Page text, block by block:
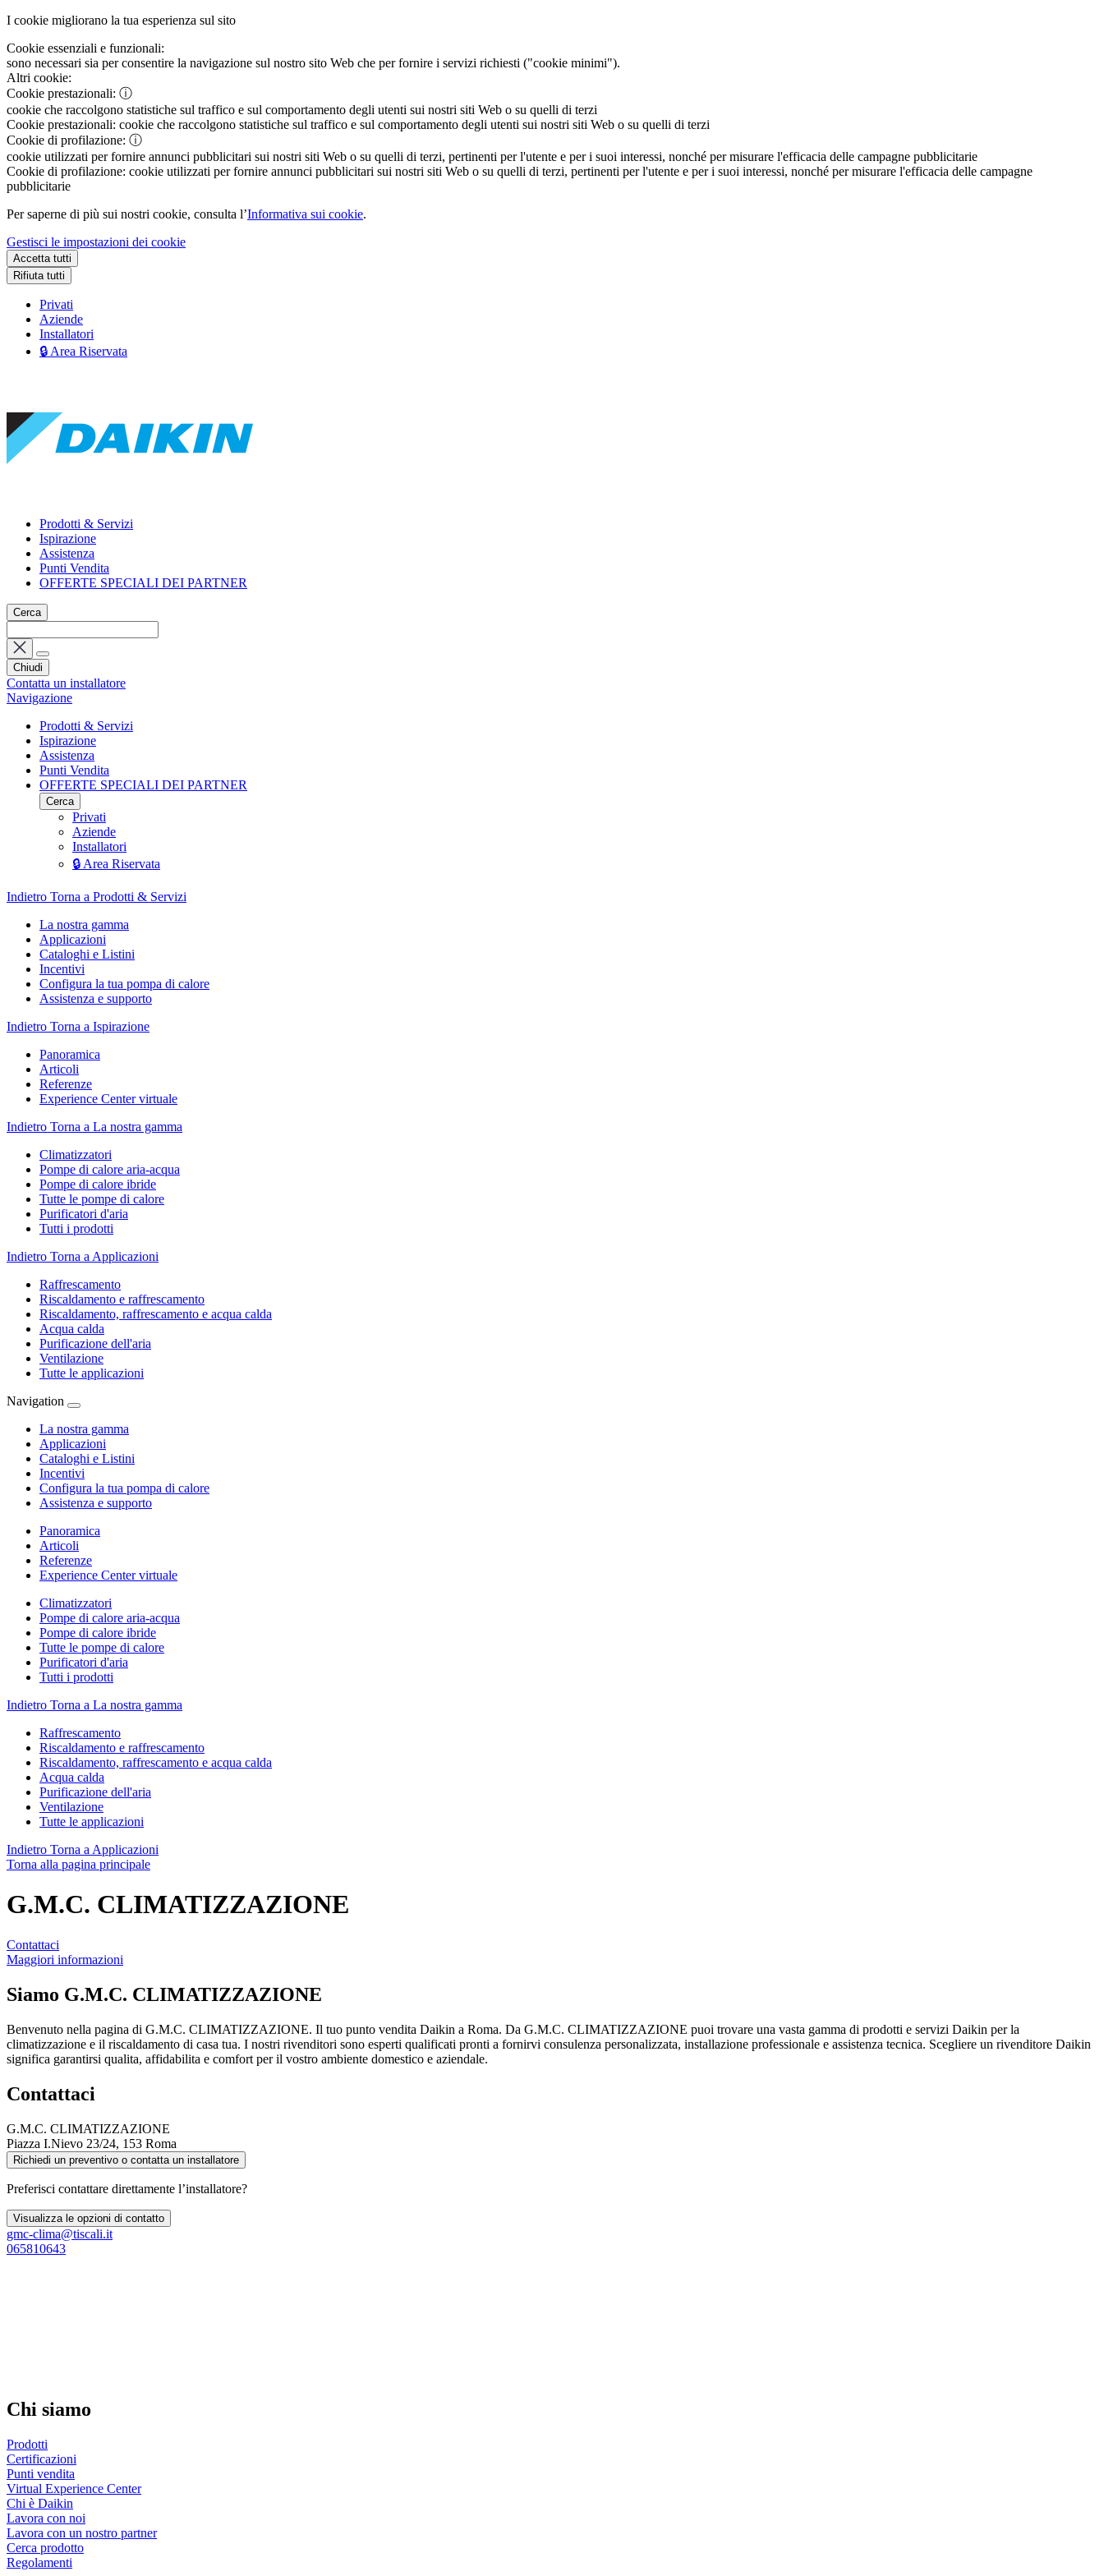
I cookie migliorano la tua esperienza sul sito
Cookie essenziali e funzionali:
sono necessari sia per consentire la navigazione sul nostro sito Web che per fornire i servizi richiesti ("cookie minimi").
Altri cookie:
Cookie prestazionali: ⓘ
cookie che raccolgono statistiche sul traffico e sul comportamento degli utenti sui nostri siti Web o su quelli di terzi
Cookie prestazionali: cookie che raccolgono statistiche sul traffico e sul comportamento degli utenti sui nostri siti Web o su quelli di terzi
Cookie di profilazione: ⓘ
cookie utilizzati per fornire annunci pubblicitari sui nostri siti Web o su quelli di terzi, pertinenti per l'utente e per i suoi interessi, nonché per misurare l'efficacia delle campagne pubblicitarie
Cookie di profilazione: cookie utilizzati per fornire annunci pubblicitari sui nostri siti Web o su quelli di terzi, pertinenti per l'utente e per i suoi interessi, nonché per misurare l'efficacia delle campagne
pubblicitarie
Per saperne di più sui nostri cookie, consulta l’Informativa sui cookie.
Gestisci le impostazioni dei cookie
Accetta tutti
Rifiuta tutti
Privati
Aziende
Installatori
🔒 Area Riservata
Prodotti & Servizi
Ispirazione
Assistenza
Punti Vendita
OFFERTE SPECIALI DEI PARTNER
Cerca
Chiudi
Contatta un installatore
Navigazione
Prodotti & Servizi
Ispirazione
Assistenza
Punti Vendita
OFFERTE SPECIALI DEI PARTNER
Cerca
Privati
Aziende
Installatori
🔒 Area Riservata
Indietro Torna a Prodotti & Servizi
La nostra gamma
Applicazioni
Cataloghi e Listini
Incentivi
Configura la tua pompa di calore
Assistenza e supporto
Indietro Torna a Ispirazione
Panoramica
Articoli
Referenze
Experience Center virtuale
Indietro Torna a La nostra gamma
Climatizzatori
Pompe di calore aria-acqua
Pompe di calore ibride
Tutte le pompe di calore
Purificatori d'aria
Tutti i prodotti
Indietro Torna a Applicazioni
Raffrescamento
Riscaldamento e raffrescamento
Riscaldamento, raffrescamento e acqua calda
Acqua calda
Purificazione dell'aria
Ventilazione
Tutte le applicazioni
Navigation
La nostra gamma
Applicazioni
Cataloghi e Listini
Incentivi
Configura la tua pompa di calore
Assistenza e supporto
Panoramica
Articoli
Referenze
Experience Center virtuale
Climatizzatori
Pompe di calore aria-acqua
Pompe di calore ibride
Tutte le pompe di calore
Purificatori d'aria
Tutti i prodotti
Indietro Torna a La nostra gamma
Raffrescamento
Riscaldamento e raffrescamento
Riscaldamento, raffrescamento e acqua calda
Acqua calda
Purificazione dell'aria
Ventilazione
Tutte le applicazioni
Indietro Torna a Applicazioni
Torna alla pagina principale
G.M.C. CLIMATIZZAZIONE
Contattaci
Maggiori informazioni
Siamo G.M.C. CLIMATIZZAZIONE
Benvenuto nella pagina di G.M.C. CLIMATIZZAZIONE. Il tuo punto vendita Daikin a Roma. Da G.M.C. CLIMATIZZAZIONE puoi trovare una vasta gamma di prodotti e servizi Daikin per la
climatizzazione e il riscaldamento di casa tua. I nostri rivenditori sono esperti qualificati pronti a fornirvi consulenza personalizzata, installazione professionale e assistenza tecnica. Scegliere un rivenditore Daikin
significa garantirsi qualita, affidabilita e comfort per il vostro ambiente domestico e aziendale.
Contattaci
G.M.C. CLIMATIZZAZIONE
Piazza I.Nievo 23/24, 153 Roma
Richiedi un preventivo o contatta un installatore
Preferisci contattare direttamente l’installatore?
Visualizza le opzioni di contatto
gmc-clima@tiscali.it
065810643
Chi siamo
Prodotti
Certificazioni
Punti vendita
Virtual Experience Center
Chi è Daikin
Lavora con noi
Lavora con un nostro partner
Cerca prodotto
Regolamenti